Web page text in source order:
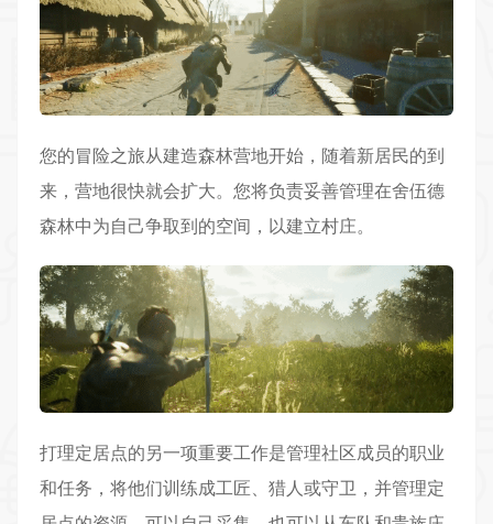
您的冒险之旅从建造森林营地开始，随着新居民的到
来，营地很快就会扩大。您将负责妥善管理在舍伍德
森林中为自己争取到的空间，以建立村庄。
打理定居点的另一项重要工作是管理社区成员的职业
和任务，将他们训练成工匠、猎人或守卫，并管理定